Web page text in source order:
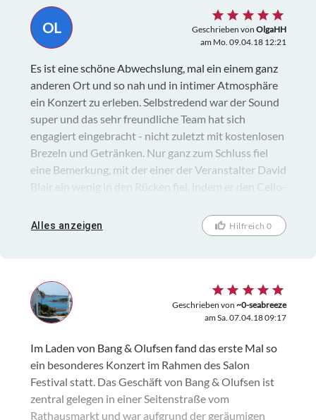
OL Geschrieben von OlgaHH
am Mo. 09.04.18 12:21
Es ist eine schöne Abwechslung, mal ein einem ganz
anderen Ort und so nah und in intimer Atmosphäre
ein Konzert zu erleben. Selbstredend war der Sound
super und das sehr freundliche Team hat sich
engagiert eingebracht - nicht zuletzt mit kostenlosen
Brezeln und Getränken. Nur ganz zum Schluss fiel
eine Bemerkung, mit der einer der Veranstalter David
Blair ein wenig in den Rücken fiel, indem er den Cello-
"ein Highlight" wäre okay gewesen, aber so war es
nicht ideal. So geübt in der Präsentation sind sie als
Alles anzeigen Hilfreich 0
Geschrieben von ~0-seabreeze
am Sa. 07.04.18 09:17
Im Laden von Bang & Olufsen fand das erste Mal so
ein besonderes Konzert im Rahmen des Salon
Festival statt. Das Geschäft von Bang & Olufsen ist
zentral gelegen in einer Seitenstraße vom
Rathausmarkt und war aufgrund der geräumigen